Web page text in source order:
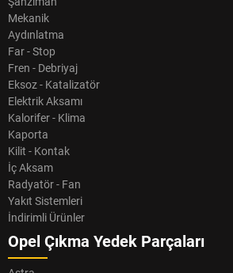
Mekanik
Aydınlatma
Far - Stop
Fren - Debriyaj
Eksoz - Katalizatör
Elektrik Aksamı
Kalorifer - Klima
Kaporta
Kilit - Kontak
İç Aksam
Radyatör - Fan
Yakıt Sistemleri
İndirimli Ürünler
Opel Çıkma Yedek Parçaları